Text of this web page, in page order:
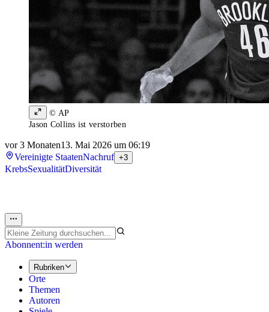
© AP
Jason Collins ist verstorben
vor 3 Monaten13. Mai 2026 um 06:19
Vereinigte StaatenNachruf +3
KrebsSexualitätDiversität
Abonnent:in werden
Rubriken
Orte
Themen
Autoren